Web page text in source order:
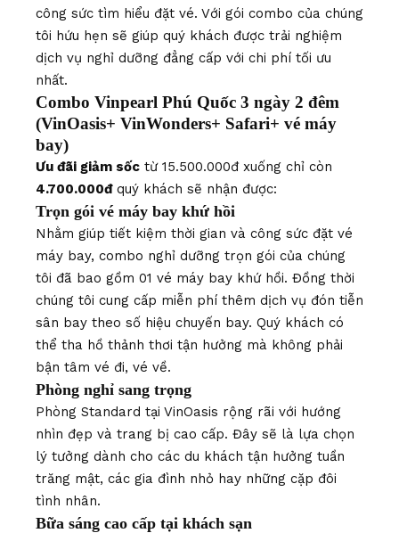
công sức tìm hiểu đặt vé. Với gói combo của chúng
tôi hứu hẹn sẽ giúp quý khách được trải nghiệm
dịch vụ nghỉ dưỡng đẳng cấp với chi phí tối ưu
nhất.
Combo Vinpearl Phú Quốc 3 ngày 2 đêm
(VinOasis+ VinWonders+ Safari+ vé máy
bay)
Ưu đãi giảm sốc từ 15.500.000đ xuống chỉ còn
4.700.000đquý khách sẽ nhận được:
Trọn gói vé máy bay khứ hồi
Nhằm giúp tiết kiệm thời gian và công sức đặt vé
máy bay, combo nghỉ dưỡng trọn gói của chúng
tôi đã bao gồm 01 vé máy bay khứ hồi. Đồng thời
chúng tôi cung cấp miễn phí thêm dịch vụ đón tiễn
sân bay theo số hiệu chuyến bay. Quý khách có
thể tha hồ thảnh thơi tận hưởng mà không phải
bận tâm vé đi, vé về.
Phòng nghỉ sang trọng
Phòng Standard tại VinOasis rộng rãi với hướng
nhìn đẹp và trang bị cao cấp. Đây sẽ là lựa chọn
lý tưởng dành cho các du khách tận hưởng tuần
trăng mật, các gia đình nhỏ hay những cặp đôi
tình nhân.
Bữa sáng cao cấp tại khách sạn